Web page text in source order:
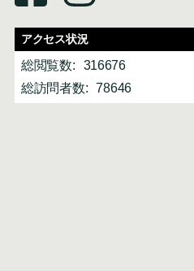
アクセス状況
総閲覧数:
316676
総訪問者数:
78646